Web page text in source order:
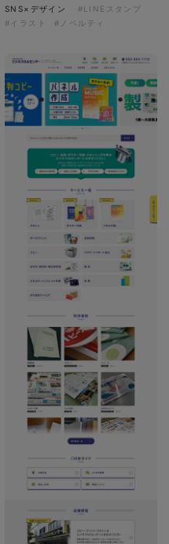
SNS×デザイン
#LINEスタンプ
#イラスト
#ノベルティ